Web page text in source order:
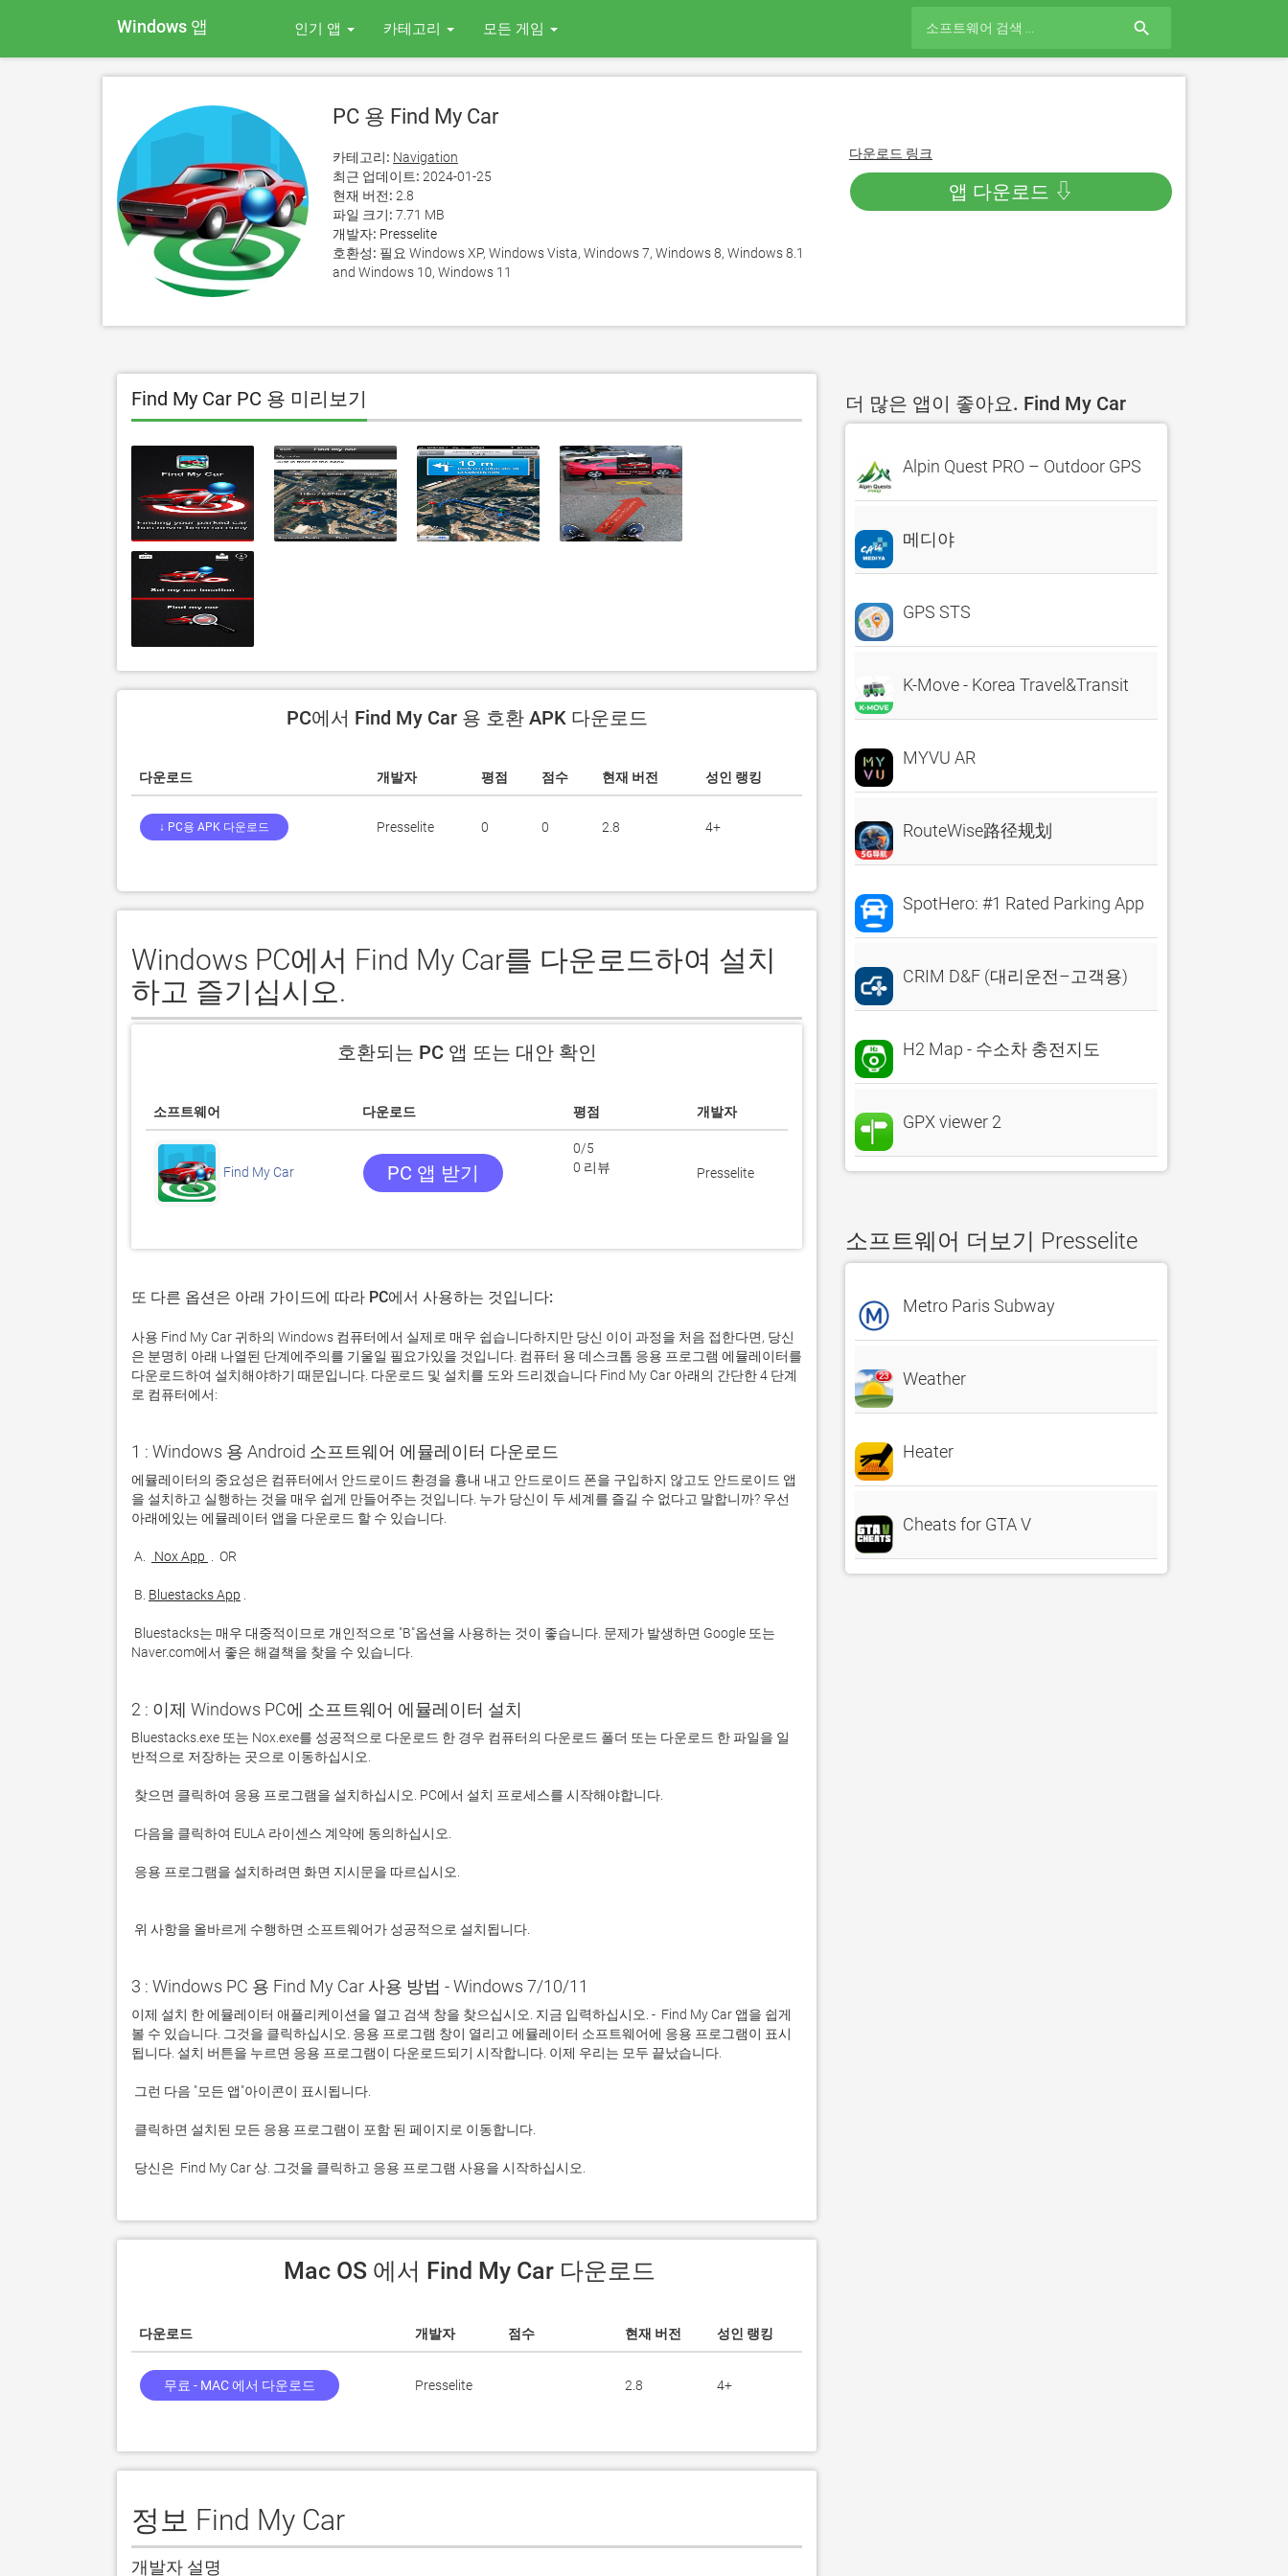
Windows 앱 인기 앱 카테고리 모든 게임 search
PC 용 Find My Car
카테고리: Navigation
최근 업데이트: 2024-01-25
현재 버전: 2.8
파일 크기: 7.71 MB
개발자: Presselite
호환성: 필요 Windows XP, Windows Vista, Windows 7, Windows 8, Windows 8.1
and Windows 10, Windows 11
다운로드 링크
앱 다운로드 ⇩
Find My Car PC 용 미리보기
PC에서 Find My Car 용 호환 APK 다운로드
다운로드 개발자 평점 점수 현재 버전 성인 랭킹
↓ PC용 APK 다운로드 Presselite 0 0 2.8 4+
Windows PC에서 Find My Car를 다운로드하여 설치
하고 즐기십시오.
호환되는 PC 앱 또는 대안 확인
소프트웨어 다운로드 평점 개발자
Find My Car PC 앱 받기
0/5
0 리뷰
Presselite
또 다른 옵션은 아래 가이드에 따라 PC에서 사용하는 것입니다:
사용 Find My Car 귀하의 Windows 컴퓨터에서 실제로 매우 쉽습니다하지만 당신 이이 과정을 처음 접한다면, 당신
은 분명히 아래 나열된 단계에주의를 기울일 필요가있을 것입니다. 컴퓨터 용 데스크톱 응용 프로그램 에뮬레이터를
다운로드하여 설치해야하기 때문입니다. 다운로드 및 설치를 도와 드리겠습니다 Find My Car 아래의 간단한 4 단계
로 컴퓨터에서:
1 : Windows 용 Android 소프트웨어 에뮬레이터 다운로드
에뮬레이터의 중요성은 컴퓨터에서 안드로이드 환경을 흉내 내고 안드로이드 폰을 구입하지 않고도 안드로이드 앱
을 설치하고 실행하는 것을 매우 쉽게 만들어주는 것입니다. 누가 당신이 두 세계를 즐길 수 없다고 말합니까? 우선
A. Nox App
B. Bluestacks App
Naver.com에서 좋은 해결책을 찾을 수 있습니다.
2 : 이제 Windows PC에 소프트웨어 에뮬레이터 설치
Bluestacks.exe 또는 Nox.exe를 성공적으로 다운로드 한 경우 컴퓨터의 다운로드 폴더 또는 다운로드 한 파일을 일
위 사항을 올바르게 수행하면 소프트웨어가 성공적으로 설치됩니다.
3 : Windows PC 용 Find My Car 사용 방법 - Windows 7/10/11
이제 설치 한 에뮬레이터 애플리케이션을 열고 검색 창을 찾으십시오. 지금 입력하십시오. -  Find My Car 앱을 쉽게
볼 수 있습니다. 그것을 클릭하십시오. 응용 프로그램 창이 열리고 에뮬레이터 소프트웨어에 응용 프로그램이 표시
당신은  Find My Car 상. 그것을 클릭하고 응용 프로그램 사용을 시작하십시오.
Mac OS 에서 Find My Car 다운로드
다운로드 개발자 점수 현재 버전 성인 랭킹
무료 - MAC 에서 다운로드 Presselite 2.8 4+
정보 Find My Car
개발자 설명
더 많은 앱이 좋아요. Find My Car
Alpin Quest PRO – Outdoor GPS
메디야
GPS STS
K-Move - Korea Travel&Transit
MYVU AR
RouteWise路径规划
SpotHero: #1 Rated Parking App
CRIM D&F (대리운전–고객용)
H2 Map - 수소차 충전지도
GPX viewer 2
소프트웨어 더보기 Presselite
Metro Paris Subway
Weather
Heater
Cheats for GTA V